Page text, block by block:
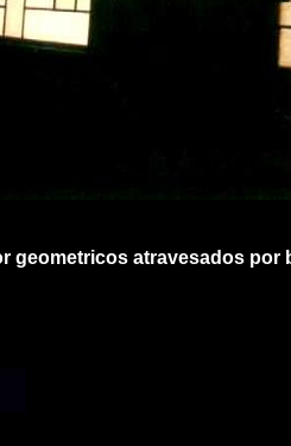
geometricos atravesados por